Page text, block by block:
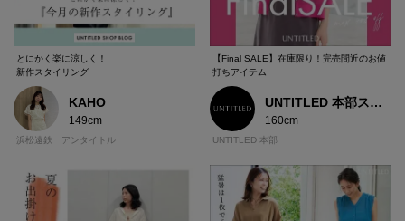
とにかく楽に涼しく！
新作スタイリング
KAHO
149cm
浜松遠鉄 アンタイトル
【Final SALE】在庫限り！完売間近のお値
打ちアイテム
UNTITLED 本部スタッフ
160cm
UNTITLED 本部